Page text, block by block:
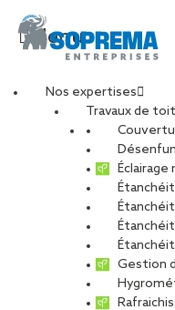
Menu
Nos expertises
Travaux de
Éclairage
Gestion
PARTAGER
16 juillet 2025